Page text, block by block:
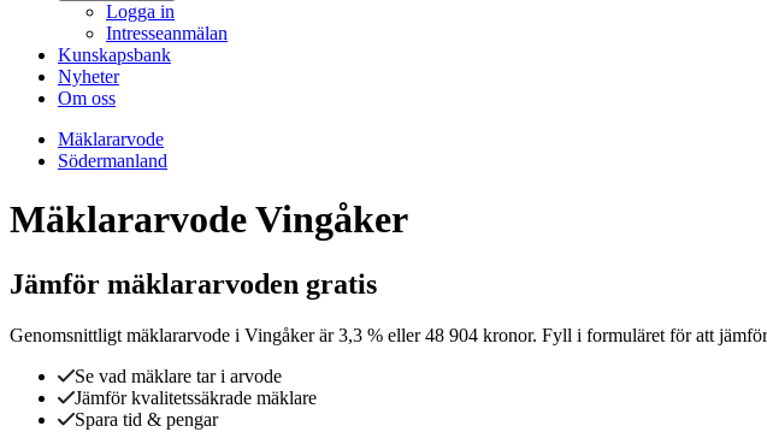
Logga in
Intresseanmälan
Kunskapsbank
Nyheter
Om oss
Mäklararvode
Södermanland
Mäklararvode Vingåker
Jämför mäklararvoden gratis
Genomsnittligt mäklararvode i Vingåkerär3,3 % eller48 904 kronor. Fyll i formuläret för att
Se vad mäklare tar i arvode
Jämför kvalitetssäkrade mäklare
Spara tid & pengar